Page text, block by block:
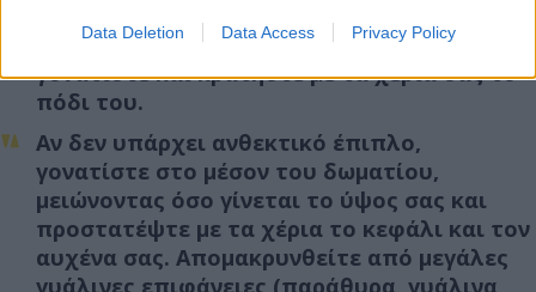
Data Deletion Data Access Privacy Policy
Καλυφθείτε κάτω από κάποιο ανθεκτικό
έπιπλο (τραπέζι, γραφείο, θρανίο),
γονατίστε και κρατήστε με τα χέρια σας το
πόδι του.
Αν δεν υπάρχει ανθεκτικό έπιπλο,
γονατίστε στο μέσον του δωματίου,
μειώνοντας όσο γίνεται το ύψος σας και
προστατέψτε με τα χέρια το κεφάλι και τον
αυχένα σας. Απομακρυνθείτε από μεγάλες